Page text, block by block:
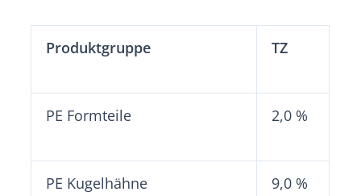
Produktgruppe TZ
PE Formteile 2,0 %
PE Kugelhähne 9,0 %